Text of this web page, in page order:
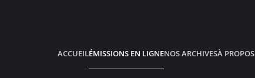
ACCUEILÉMISSIONS EN LIGNENOS ARCHIVESÀ PROPOS